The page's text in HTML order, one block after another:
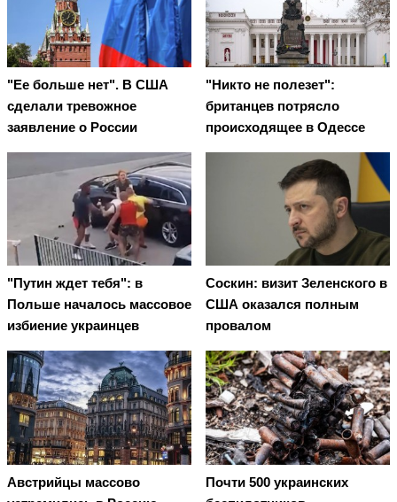
"Ее больше нет". В США
сделали тревожное
заявление о России
"Никто не полезет":
британцев потрясло
происходящее в Одессе
"Путин ждет тебя": в
Польше началось массовое
избиение украинцев
Соскин: визит Зеленского в
США оказался полным
провалом
Австрийцы массово
Почти 500 украинских